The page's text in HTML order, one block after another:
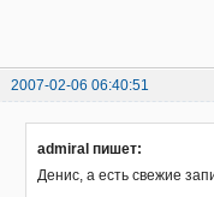
2007-02-06 06:40:51
admiral пишет:
Денис, а есть свежие